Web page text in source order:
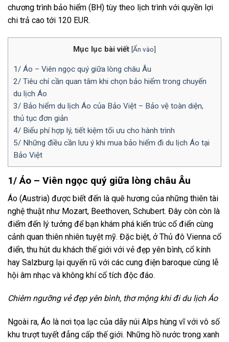
chương trình bảo hiểm (BH) tùy theo lịch trình với quyền lợi
chi trả cao tới 120 EUR.
Mục lục bài viết [Ẩn vào]
1/ Áo – Viên ngọc quý giữa lòng châu Âu
2/ Tiêu chí cần quan tâm khi chọn bảo hiểm trong chuyến
du lịch Áo
3/ Bảo hiểm du lịch Áo của Bảo Việt – Bảo vệ toàn diện,
thủ tục đơn giản
4/ Biểu phí hợp lý, tiết kiệm tối ưu cho hành trình
5/ Những điều cần lưu ý khi mua bảo hiểm đi du lịch Áo tại
Bảo Việt
1/ Áo – Viên ngọc quý giữa lòng châu Âu
Áo (Austria) được biết đến là quê hương của những thiên tài
nghệ thuật như Mozart, Beethoven, Schubert. Đây còn còn là
điểm đến lý tưởng để bạn khám phá kiến trúc cổ điển cùng
cảnh quan thiên nhiên tuyệt mỹ. Đặc biệt, ở Thủ đô Vienna cổ
điển, thu hút du khách thế giới với vẻ đẹp yên bình, cổ kính
hay Salzburg lại quyến rũ với các cung điện baroque cùng lễ
hội âm nhạc và không khí cổ tích độc đáo.
Chiêm ngưỡng vẻ đẹp yên bình, thơ mộng khi đi du lịch Áo
Ngoài ra, Áo là nơi tọa lạc của dãy núi Alps hùng vĩ với vô số
khu trượt tuyết đẳng cấp thế giới. Những hồ nước trong xanh